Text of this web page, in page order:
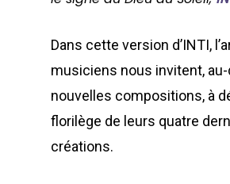
Dans cette version d’INTI,
musiciens nous invitent,
nouvelles compositions, à
florilège de leurs quatre
créations.